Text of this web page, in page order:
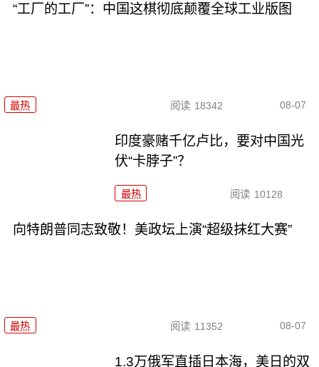
“工厂的工厂”：中国这棋彻底颠覆全球工业版图
最热 阅读 18342 08-07
印度豪赌千亿卢比，要对中国光
伏“卡脖子”？
最热 阅读 10128
向特朗普同志致敬！美政坛上演“超级抹红大赛”
最热 阅读 11352 08-07
1.3万俄军直插日本海，美日的双